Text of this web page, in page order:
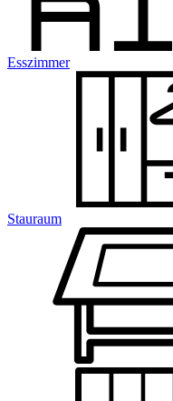
Esszimmer
Stauraum